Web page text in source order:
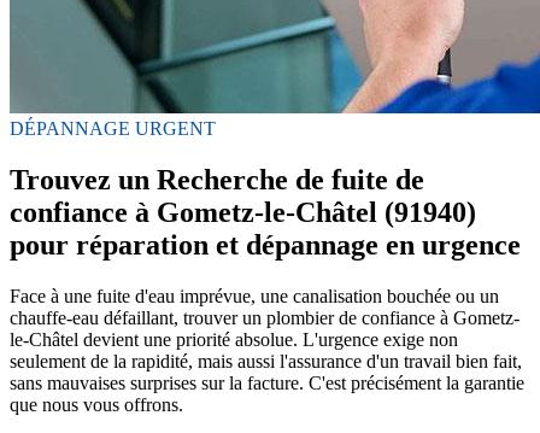
DÉPANNAGE URGENT
Trouvez un Recherche de fuite de
confiance à Gometz-le-Châtel (91940)
pour réparation et dépannage en urgence
Face à une fuite d'eau imprévue, une canalisation bouchée ou un
chauffe-eau défaillant, trouver un plombier de confiance à Gometz-
le-Châtel devient une priorité absolue. L'urgence exige non
seulement de la rapidité, mais aussi l'assurance d'un travail bien fait,
sans mauvaises surprises sur la facture. C'est précisément la garantie
que nous vous offrons.